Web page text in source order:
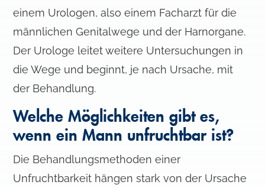
einem Urologen, also einem Facharzt für die
männlichen Genitalwege und der Harnorgane.
Der Urologe leitet weitere Untersuchungen in
die Wege und beginnt, je nach Ursache, mit
der Behandlung.
Welche Möglichkeiten gibt es,
wenn ein Mann unfruchtbar ist?
Die Behandlungsmethoden einer
Unfruchtbarkeit hängen stark von der Ursache